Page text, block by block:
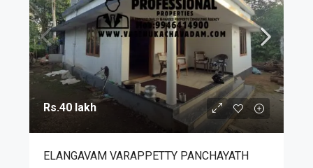
Rs.40 lakh
ELANGAVAM VARAPPETTY PANCHAYATH